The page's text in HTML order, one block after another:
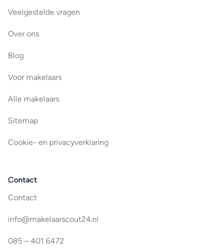
Veelgestelde vragen
Over ons
Blog
Voor makelaars
Alle makelaars
Sitemap
Cookie- en privacyverklaring
Contact
Contact
info@makelaarscout24.nl
085 – 401 6472